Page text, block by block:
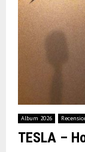
R
Album 2026
TESLA –